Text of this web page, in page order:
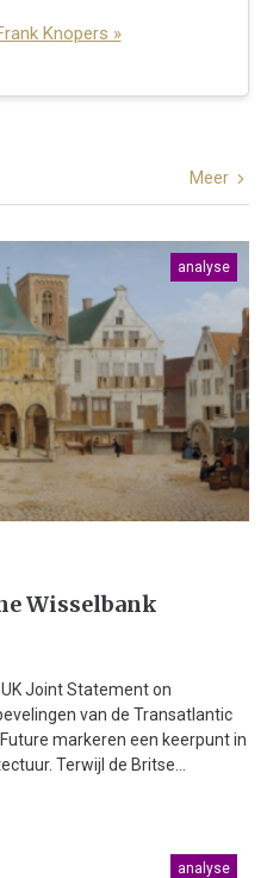
Knopers »
Meer
analyse
Wisselbank
Joint Statement on
van de Transatlantic
markeren een keerpunt in
Terwijl de Britse...
analyse